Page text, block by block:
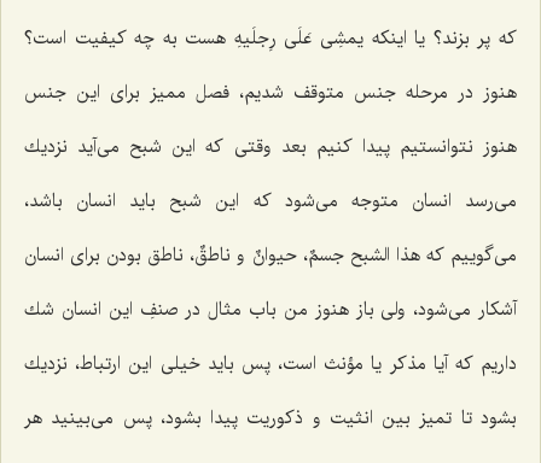
كه پر بزند؟ یا اینكه یمشِى عَلَى رِجلَیهِ هست به چه كیفیت است؟
هنوز در مرحله جنس متوقف شدیم، فصل ممیز براى این جنس
هنوز نتوانستیم پیدا كنیم بعد وقتى كه این شبح مى‌آید نزدیك
مى‌رسد انسان متوجه مى‌شود كه این شبح باید انسان باشد،
مى‌گوییم كه هذا الشبح جسمٌ، حیوانٌ و ناطقٌ، ناطق بودن براى انسان
آشكار مى‌شود، ولى باز هنوز من باب مثال در صنفِ این انسان شك
داریم كه آیا مذكر یا مؤنث است، پس باید خیلى این ارتباط، نزدیك
بشود تا تمیز بین انثیت و ذكوریت پیدا بشود، پس مى‌بینید هر